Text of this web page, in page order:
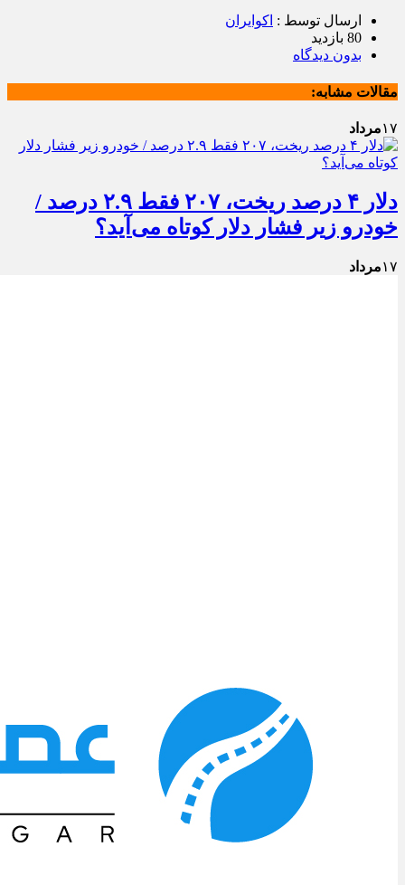
ارسال توسط : اکوایران
80 بازدید
بدون دیدگاه
مقالات مشابه:
۱۷مرداد
دلار ۴ درصد ریخت، ۲۰۷ فقط ۲.۹ درصد /
خودرو زیر فشار دلار کوتاه می‌آید؟
۱۷مرداد